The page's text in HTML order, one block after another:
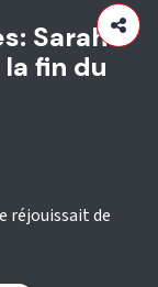
Sarah
fin du
réjouissait de